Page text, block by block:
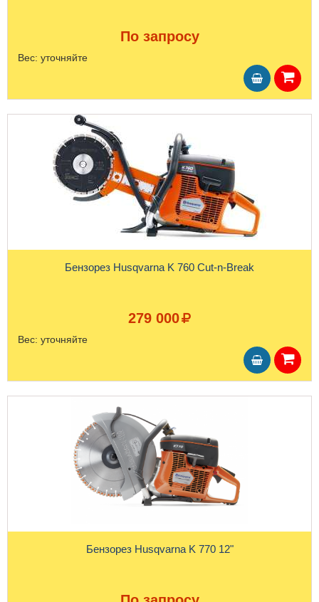
По запросу
Вес: уточняйте
Бензорез Husqvarna K 760 Cut-n-Break
279 000
Вес: уточняйте
Бензорез Husqvarna K 770 12"